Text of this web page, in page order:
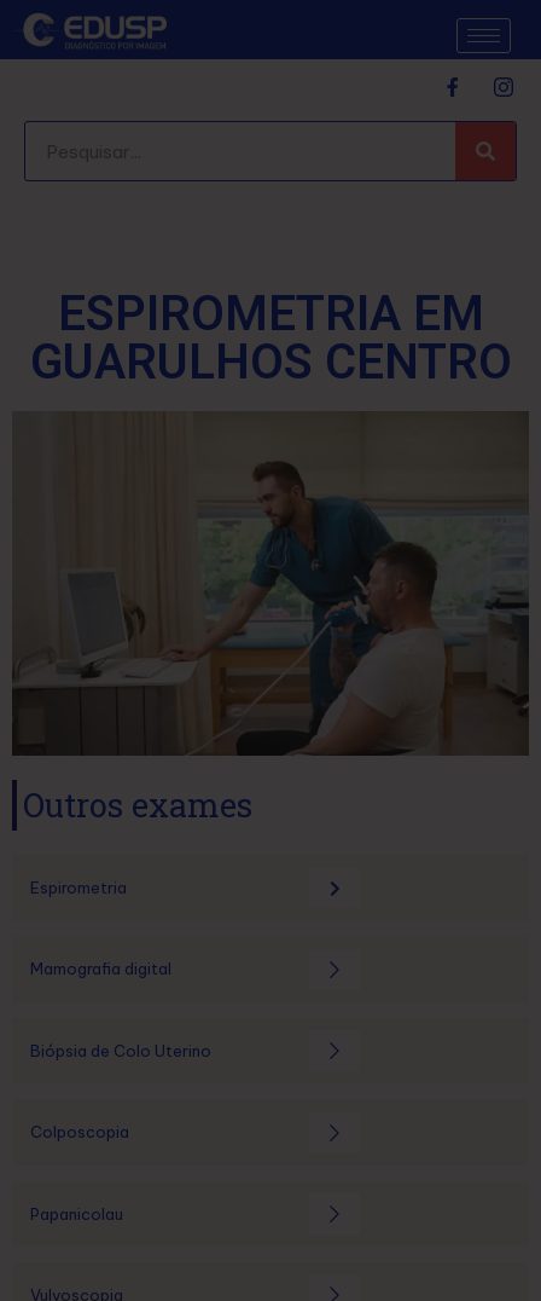
ESPIROMETRIA EM
GUARULHOS CENTRO
Outros exames
Espirometria
Mamografia digital
Biópsia de Colo Uterino
Colposcopia
Papanicolau
Vulvoscopia